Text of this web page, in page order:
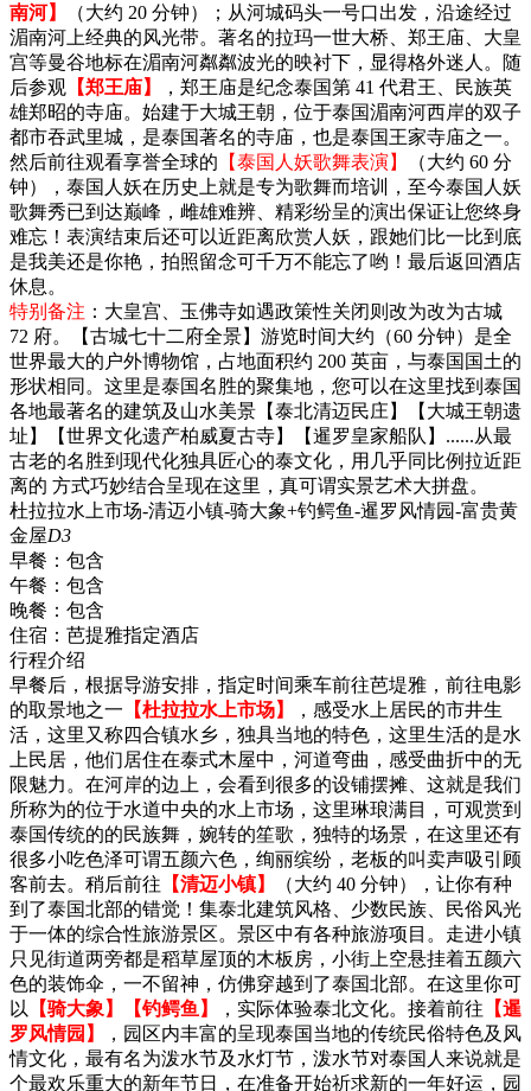
南河】
（大约 20 分钟）；从河城码头一号口出发，沿途经过
湄南河上经典的风光带。著名的拉玛一世大桥、郑王庙、大皇
宫等曼谷地标在湄南河粼粼波光的映衬下，显得格外迷人。随
后参观 【郑王庙】
，郑王庙是纪念泰国第 41 代君王、民族英
雄郑昭的寺庙。始建于大城王朝，位于泰国湄南河西岸的双子
都市吞武里城，是泰国著名的寺庙，也是泰国王家寺庙之一。
然后前往观看享誉全球的 【泰国人妖歌舞表演】
（大约 60 分
钟），泰国人妖在历史上就是专为歌舞而培训，至今泰国人妖
歌舞秀已到达巅峰，雌雄难辨、精彩纷呈的演出保证让您终身
难忘！表演结束后还可以近距离欣赏人妖，跟她们比一比到底
是我美还是你艳，拍照留念可千万不能忘了哟！最后返回酒店
休息。
特别备注 ：大皇宫、玉佛寺如遇政策性关闭则改为改为古城
72 府。【古城七十二府全景】游览时间大约（60 分钟）是全
世界最大的户外博物馆，占地面积约 200 英亩，与泰国国土的
形状相同。这里是泰国名胜的聚集地，您可以在这里找到泰国
各地最著名的建筑及山水美景【泰北清迈民庄】【大城王朝遗
址】【世界文化遗产柏威夏古寺】【暹罗皇家船队】......从最
古老的名胜到现代化独具匠心的泰文化，用几乎同比例拉近距
离的 方式巧妙结合呈现在这里，真可谓实景艺术大拼盘。
杜拉拉水上市场-清迈小镇-骑大象+钓鳄鱼-暹罗风情园-富贵黄
金屋D3
早餐： 包含
午餐： 包含
晚餐： 包含
住宿： 芭提雅指定酒店
行程介绍
早餐后，根据导游安排，指定时间乘车前往芭堤雅，前往电影
的取景地之一 【杜拉拉水上市场】
，感受水上居民的市井生
活，这里又称四合镇水乡，独具当地的特色，这里生活的是水
上民居，他们居住在泰式木屋中，河道弯曲，感受曲折中的无
限魅力。在河岸的边上，会看到很多的设铺摆摊、这就是我们
所称为的位于水道中央的水上市场，这里琳琅满目，可观赏到
泰国传统的的民族舞，婉转的笙歌，独特的场景，在这里还有
很多小吃色泽可谓五颜六色，绚丽缤纷，老板的叫卖声吸引顾
客前去。稍后前往 【清迈小镇】
（大约 40 分钟），让你有种
到了泰国北部的错觉！集泰北建筑风格、少数民族、民俗风光
于一体的综合性旅游景区。景区中有各种旅游项目。走进小镇
只见街道两旁都是稻草屋顶的木板房，小街上空悬挂着五颜六
色的装饰伞，一不留神，仿佛穿越到了泰国北部。在这里你可
以
【骑大象】【钓鳄鱼】 ，实际体验泰北文化。接着前往 【暹
罗风情园】
，园区内丰富的呈现泰国当地的传统民俗特色及风
情文化，最有名为泼水节及水灯节，泼水节对泰国人来说就是
个最欢乐重大的新年节日，在准备开始祈求新的一年好运，园